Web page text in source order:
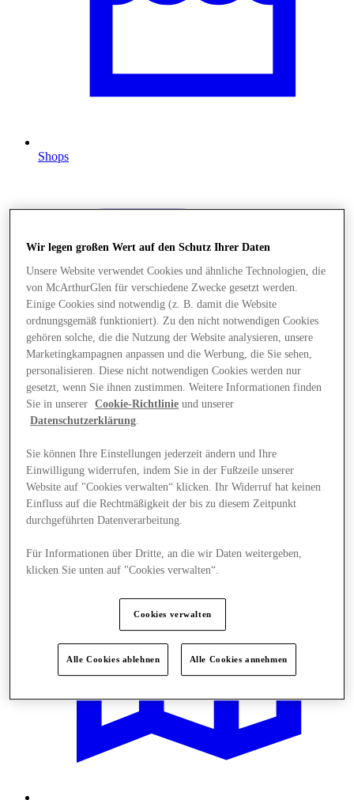
Shops
Angebote
Wir legen großen Wert auf den Schutz Ihrer Daten
Unsere Website verwendet Cookies und ähnliche Technologien, die
von McArthurGlen für verschiedene Zwecke gesetzt werden.
Einige Cookies sind notwendig (z. B. damit die Website
ordnungsgemäß funktioniert). Zu den nicht notwendigen Cookies
gehören solche, die die Nutzung der Website analysieren, unsere
Marketingkampagnen anpassen und die Werbung, die Sie sehen,
personalisieren. Diese nicht notwendigen Cookies werden nur
gesetzt, wenn Sie ihnen zustimmen. Weitere Informationen finden
Sie in unserer
Cookie-Richtlinie und unserer
Datenschutzerklärung.
Sie können Ihre Einstellungen jederzeit ändern und Ihre
Einwilligung widerrufen, indem Sie in der Fußzeile unserer
Website auf "Cookies verwalten“ klicken. Ihr Widerruf hat keinen
Einfluss auf die Rechtmäßigkeit der bis zu diesem Zeitpunkt
durchgeführten Datenverarbeitung.
Für Informationen über Dritte, an die wir Daten weitergeben,
klicken Sie unten auf "Cookies verwalten“.
Cookies verwalten
Alle Cookies ablehnen Alle Cookies annehmen